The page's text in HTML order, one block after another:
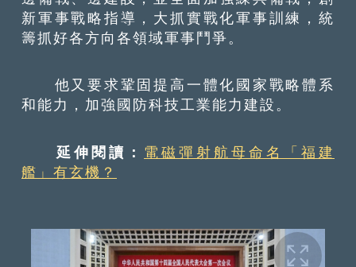
新軍事戰略指導，大抓實戰化軍事訓練，統
籌抓好各方向各領域軍事鬥爭。
他又要求鞏固提高一體化國家戰略體系
和能力，加強國防科技工業能力建設。
延伸閱讀： 電磁彈射航母命名「福建
艦」有玄機？